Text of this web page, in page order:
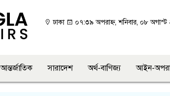
ঢাকা ০৭:৩৯ অপরাহ্ন, শনিবার, ০৮ অগাস্ট
আন্তর্জাতিক সারাদেশ অর্থ-বাণিজ্য আইন-